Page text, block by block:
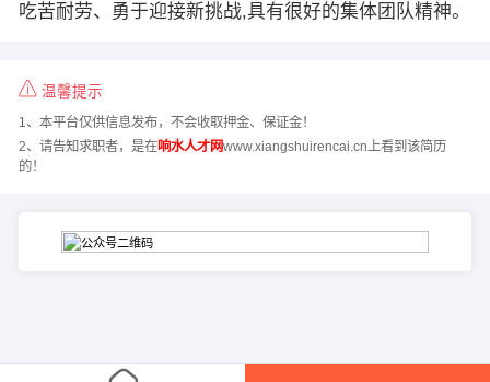
吃苦耐劳、勇于迎接新挑战,具有很好的集体团队精神。
温馨提示
1、本平台仅供信息发布，不会收取押金、保证金！
2、请告知求职者，是在响水人才网www.xiangshuirencai.cn上看到该简历
的！